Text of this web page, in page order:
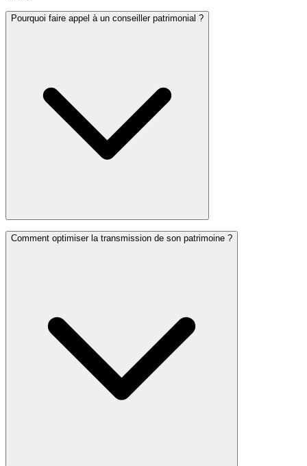
Pourquoi faire appel à un conseiller patrimonial ?
Comment optimiser la transmission de son patrimoine ?